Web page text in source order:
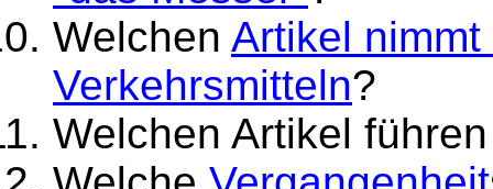
Welchen Artikel
Verkehrsmitteln?
Welchen Artikel